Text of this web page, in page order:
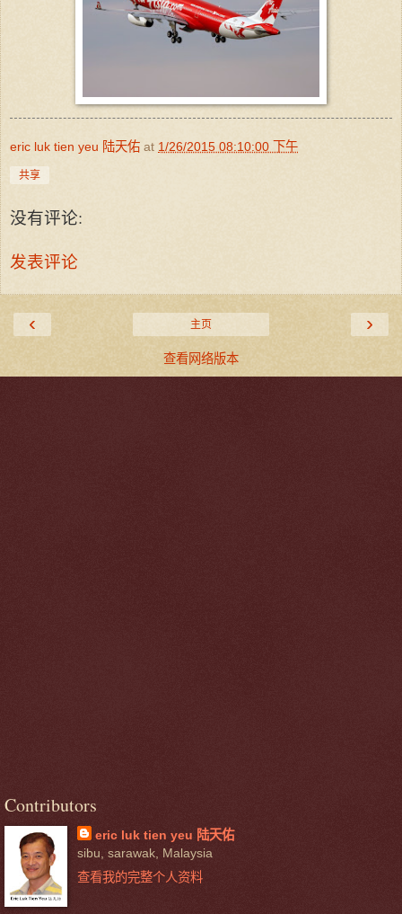
eric luk tien yeu 陆天佑 at 1/26/2015 08:10:00 下午
共享
没有评论:
发表评论
‹ ›
主页
查看网络版本
Contributors
eric luk tien yeu 陆天佑
sibu, sarawak, Malaysia
查看我的完整个人资料